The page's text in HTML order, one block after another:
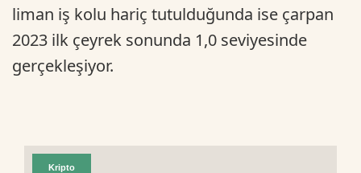
liman iş kolu hariç tutulduğunda ise çarpan
2023 ilk çeyrek sonunda 1,0 seviyesinde
gerçekleşiyor.
Kripto